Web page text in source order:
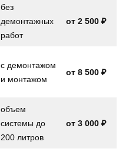
без
демонтажных
работ
от 2 500 ₽
с демонтажом
и монтажом
от 8 500 ₽
объем
системы до
200 литров
от 3 000 ₽